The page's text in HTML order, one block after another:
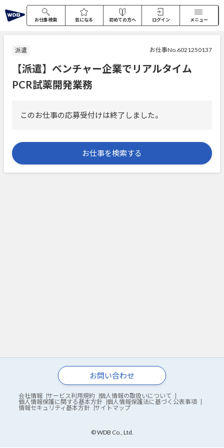
お仕事検索 気になる 初めての方へ ログイン メニュー
派遣 お仕事No.6021250137
【派遣】ベンチャー企業でリアルタイム
PCR試薬開発業務
このお仕事の応募受付けは終了しました。
お仕事を検索する
お問い合わせ
会社情報 サービス利用規約
個人情報の取扱いについて
個人情報保護に関する基本方針
個人情報保護法に基づく公表事項
情報セキュリティ基本方針
サイトマップ
© WDB Co., Ltd.